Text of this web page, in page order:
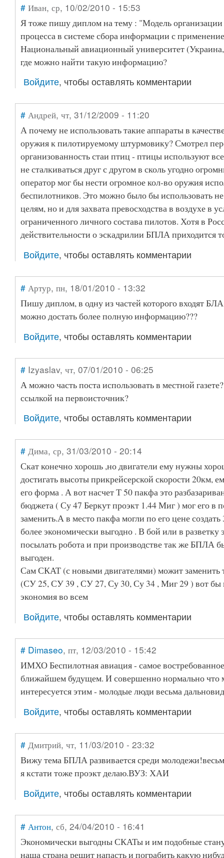
# Иван, ср, 10/02/2010 - 15:53
Я тоже пишу диплом на тему : "Модель
процесса в системе сбора информации с
Национальный авиационный университет
где можно найти такую информацию?
Войдите, чтобы оставлять комментарии
# Андрей, чт, 31/12/2009 - 11:20
А почему не использовать такие аппараты в
оружия к пилотируемому штурмовику? Смотрел
организованность стаи птиц - птицы используют
не сталкиваться друг с другом в сколь угодно
оператор мог бы нести огромное кол-во оружия
беспилотников. Это можно было бы использовать
целям, но и для захвата превосходства в воздухе в
ограниченного личного состава пилотов. Хотя в
действительности о эскадрилии БПЛА приходится
Войдите, чтобы оставлять комментарии
# Артур, пн, 18/01/2010 - 13:32
Пишу диплом, в одну из частей которого входят
можно достать более полную информацию???
Войдите, чтобы оставлять комментарии
# Izyaslav, чт, 07/01/2010 - 06:25
А можно часть поста использовать в местной
ссылкой на первоисточник?
Войдите, чтобы оставлять комментарии
# Дима, ср, 31/03/2010 - 20:14
Скат конечно хорошь ,но двигатели ему нужны
достигать высоты прикрейсерской скорости 20км,
его форма . А вот насчет Т 50 пакфа это
бюджета ( Су 47 Беркут проэкт 1.44 Миг ) мог его в
заменить.А в место пакфа могли по его цене
более экономически выгодно . В бой или в
посылать робота и при производстве так же БПЛА
выгоден.
Сам СКАТ (с новыми двигателями) можит заменить
(СУ 25, СУ 39 , СУ 27, Су 30, Су 34 , Миг 29 ) вот бы
экономия во всем
Войдите, чтобы оставлять комментарии
# Dimaseo, пт, 12/03/2010 - 15:42
ИМХО Беспилотная авиация - самое
ближайшем будущем. И совершенно нормально что
интересуется этим - молодые люди весьма
Войдите, чтобы оставлять комментарии
# Дмитрий, чт, 11/03/2010 - 23:32
Вижу тема БПЛА развивается среди
я кстати тоже проэкт делаю.ВУЗ: ХАИ
Войдите, чтобы оставлять комментарии
# Антон, сб, 24/04/2010 - 16:41
Экономически выгодны СКАТы и им подобные
наша страна решит напасть и пограбить какую